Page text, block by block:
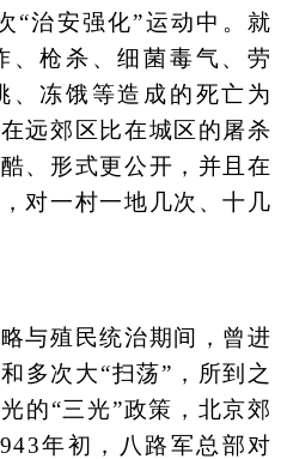
“治安强化”运动中。就
、枪杀、细菌毒气、劳
、冻饿等造成的死亡为
远郊区比在城区的屠杀
、形式更公开，并且在
对一村一地几次、十几
殖民统治期间，曾进
多次大“扫荡”，所到之
的“三光”政策，北京郊
年初，八路军总部对